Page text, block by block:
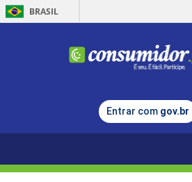
BRASIL
Entrar com gov.br